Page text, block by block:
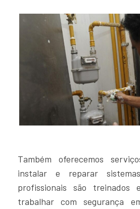
Também oferecemos
instalar e reparar
profissionais são treinados
trabalhar com segurança